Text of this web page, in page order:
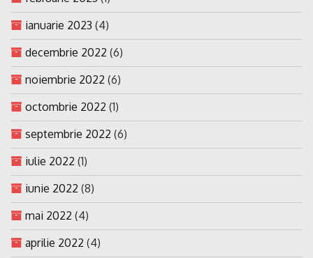
ianuarie 2023 (4)
decembrie 2022 (6)
noiembrie 2022 (6)
octombrie 2022 (1)
septembrie 2022 (6)
iulie 2022 (1)
iunie 2022 (8)
mai 2022 (4)
aprilie 2022 (4)